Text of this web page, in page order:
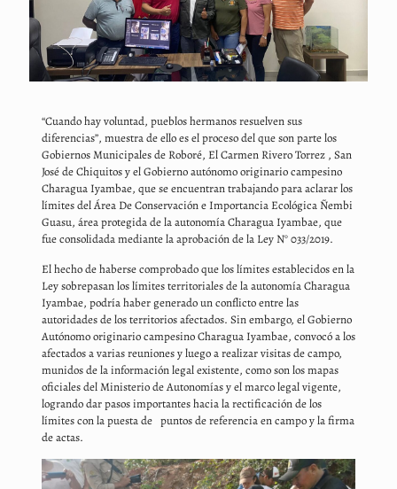
“Cuando hay voluntad, pueblos hermanos resuelven sus
diferencias”, muestra de ello es el proceso del que son parte los
Gobiernos Municipales de Roboré, El Carmen Rivero Torrez , San
José de Chiquitos y el Gobierno autónomo originario campesino
Charagua Iyambae, que se encuentran trabajando para aclarar los
límites del Área De Conservación e Importancia Ecológica Ñembi
Guasu, área protegida de la autonomía Charagua Iyambae, que
fue consolidada mediante la aprobación de la Ley N° 033/2019.
El hecho de haberse comprobado que los límites establecidos en la
Ley sobrepasan los límites territoriales de la autonomía Charagua
Iyambae, podría haber generado un conflicto entre las
autoridades de los territorios afectados. Sin embargo, el Gobierno
Autónomo originario campesino Charagua Iyambae, convocó a los
afectados a varias reuniones y luego a realizar visitas de campo,
munidos de la información legal existente, como son los mapas
oficiales del Ministerio de Autonomías y el marco legal vigente,
logrando dar pasos importantes hacia la rectificación de los
límites con la puesta de puntos de referencia en campo y la firma
de actas.